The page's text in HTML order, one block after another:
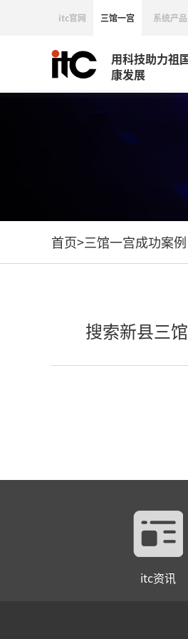
itc官网 三馆一宫 系统产品
用科技助力祖
康发展
首页>三馆一宫成功案例
搜索新县三
itc资讯